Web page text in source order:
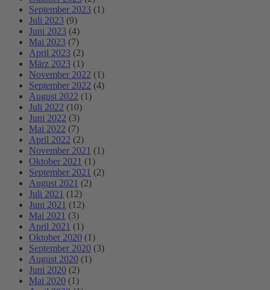
September 2023 (1)
Juli 2023 (9)
Juni 2023 (4)
Mai 2023 (7)
April 2023 (2)
März 2023 (1)
November 2022 (1)
September 2022 (4)
August 2022 (1)
Juli 2022 (10)
Juni 2022 (3)
Mai 2022 (7)
April 2022 (2)
November 2021 (1)
Oktober 2021 (1)
September 2021 (2)
August 2021 (2)
Juli 2021 (12)
Juni 2021 (12)
Mai 2021 (3)
April 2021 (1)
Oktober 2020 (1)
September 2020 (3)
August 2020 (1)
Juni 2020 (2)
Mai 2020 (1)